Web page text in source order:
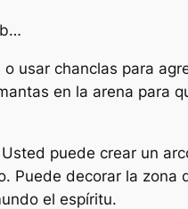
usar chanclas para
en la arena para
puede crear un
Puede decorar la
el espíritu.